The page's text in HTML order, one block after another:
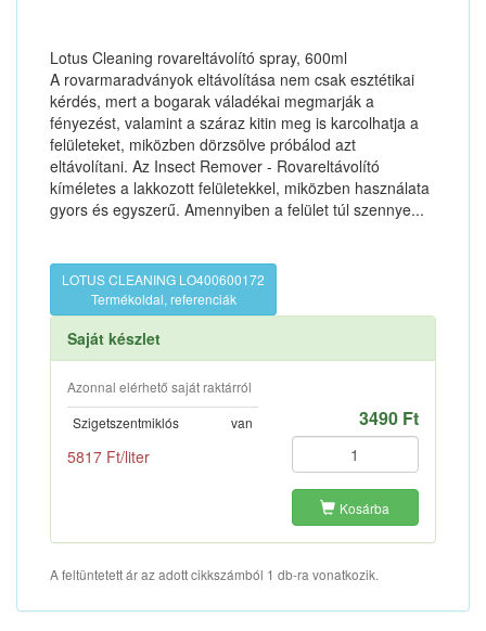
Lotus Cleaning rovareltávolító spray, 600ml
A rovarmaradványok eltávolítása nem csak esztétikai
kérdés, mert a bogarak váladékai megmarják a
fényezést, valamint a száraz kitin meg is karcolhatja a
felületeket, miközben dörzsölve próbálod azt
eltávolítani. Az Insect Remover - Rovareltávolító
kíméletes a lakkozott felületekkel, miközben használata
gyors és egyszerű. Amennyiben a felület túl szennye...
LOTUS CLEANING LO400600172
Termékoldal, referenciák
Saját készlet
Azonnal elérhető saját raktárról
Szigetszentmiklós
van
5817 Ft/liter
3490 Ft
Kosárba
A feltüntetett ár az adott cikkszámból 1 db-ra vonatkozik.